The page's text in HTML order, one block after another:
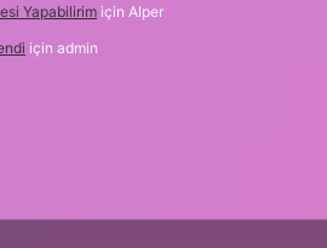
Yapabilirim için Alper
için admin